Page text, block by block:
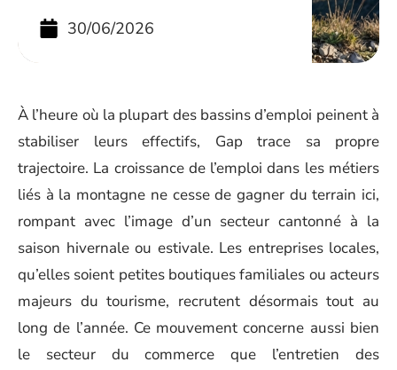
30/06/2026
À l’heure où la plupart des bassins d’emploi peinent à
stabiliser leurs effectifs, Gap trace sa propre
trajectoire. La croissance de l’emploi dans les métiers
liés à la montagne ne cesse de gagner du terrain ici,
rompant avec l’image d’un secteur cantonné à la
saison hivernale ou estivale. Les entreprises locales,
qu’elles soient petites boutiques familiales ou acteurs
majeurs du tourisme, recrutent désormais tout au
long de l’année. Ce mouvement concerne aussi bien
le secteur du commerce que l’entretien des